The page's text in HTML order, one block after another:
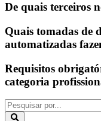
De quais terceiros
Quais tomadas de
automatizadas
Requisitos
categoria